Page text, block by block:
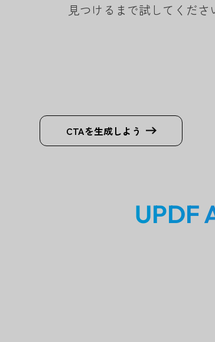
見つけるまで試してくださ
CTAを生成しよう
UPDF